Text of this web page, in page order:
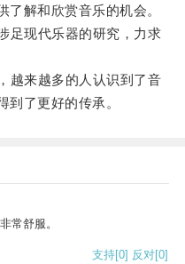
解和欣赏音乐的机会。
现代乐器的研究，力求
来越多的人认识到了音
到了更好的传承。
常舒服。
支持[0] 反对[0]